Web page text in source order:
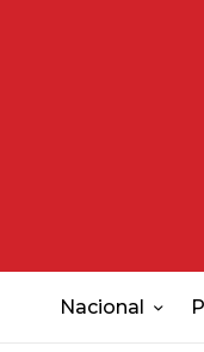
Nacional